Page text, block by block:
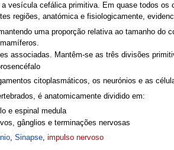
vesícula cefálica primitiva. Em quase todos
regiões, anatómica e fisiologicamente,
uma proporção relativa ao tamanho
associadas. Mantêm-se as três divisões
citoplasmáticos, os neurónios e as
é anatomicamente dividido em:
e espinal medula
gânglios e terminações nervosas
Sinapse impulso nervoso